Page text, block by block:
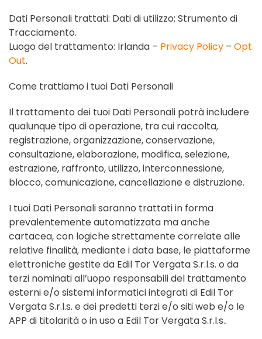
Dati Personali trattati: Dati di utilizzo; Strumento di
Tracciamento.
Luogo del trattamento: Irlanda – Privacy Policy – Opt
Out.
Come trattiamo i tuoi Dati Personali
Il trattamento dei tuoi Dati Personali potrà includere
qualunque tipo di operazione, tra cui raccolta,
registrazione, organizzazione, conservazione,
consultazione, elaborazione, modifica, selezione,
estrazione, raffronto, utilizzo, interconnessione,
blocco, comunicazione, cancellazione e distruzione.
I tuoi Dati Personali saranno trattati in forma
prevalentemente automatizzata ma anche
cartacea, con logiche strettamente correlate alle
relative finalità, mediante i data base, le piattaforme
elettroniche gestite da Edil Tor Vergata S.r.l.s. o da
terzi nominati all’uopo responsabili del trattamento
esterni e/o sistemi informatici integrati di Edil Tor
Vergata S.r.l.s. e dei predetti terzi e/o siti web e/o le
APP di titolarità o in uso a Edil Tor Vergata S.r.l.s..